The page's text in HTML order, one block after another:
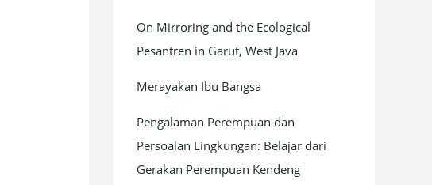
On Mirroring and the Ecological
Pesantren in Garut, West Java
Merayakan Ibu Bangsa
Pengalaman Perempuan dan
Persoalan Lingkungan: Belajar dari
Gerakan Perempuan Kendeng